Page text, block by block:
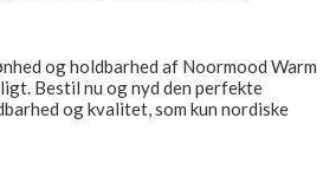
og holdbarhed af Noormood Warm
Bestil nu og nyd den perfekte
og kvalitet, som kun nordiske